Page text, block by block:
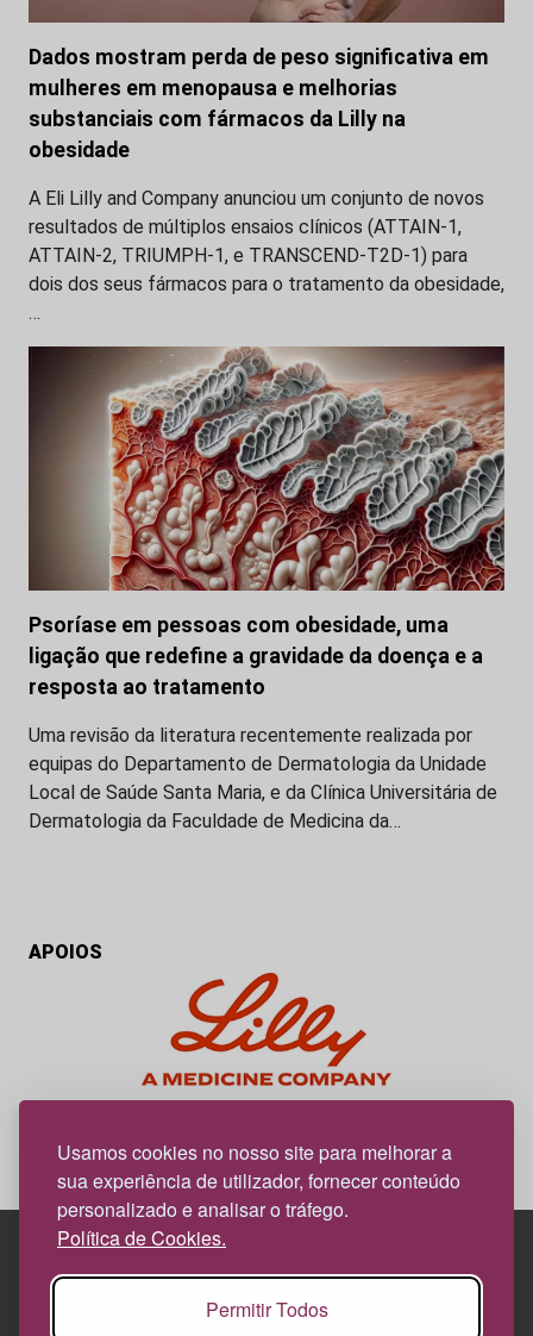
Usamos cookies no nosso site para melhorar a
sua experiência de utilizador, fornecer conteúdo
personalizado e analisar o tráfego.
Política de Cookies.
Permitir Todos
Dados mostram perda de peso significativa em
mulheres em menopausa e melhorias
substanciais com fármacos da Lilly na
obesidade
A Eli Lilly and Company anunciou um conjunto de novos
resultados de múltiplos ensaios clínicos (ATTAIN-1,
ATTAIN-2, TRIUMPH-1, e TRANSCEND-T2D-1) para
dois dos seus fármacos para o tratamento da obesidade,
…
Psoríase em pessoas com obesidade, uma
ligação que redefine a gravidade da doença e a
resposta ao tratamento
Uma revisão da literatura recentemente realizada por
equipas do Departamento de Dermatologia da Unidade
Local de Saúde Santa Maria, e da Clínica Universitária de
Dermatologia da Faculdade de Medicina da…
APOIOS
News Farma, possível com o apoio da Lilly.
Edif. Lisboa Oriente | Av. Infante D. Henrique, n.º 333H, esc.